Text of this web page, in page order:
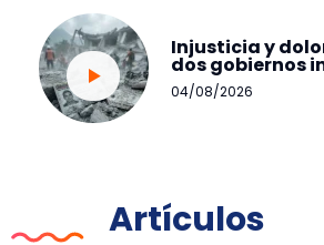
Injusticia y
dos gobiernos
04/08/2026
Artículos